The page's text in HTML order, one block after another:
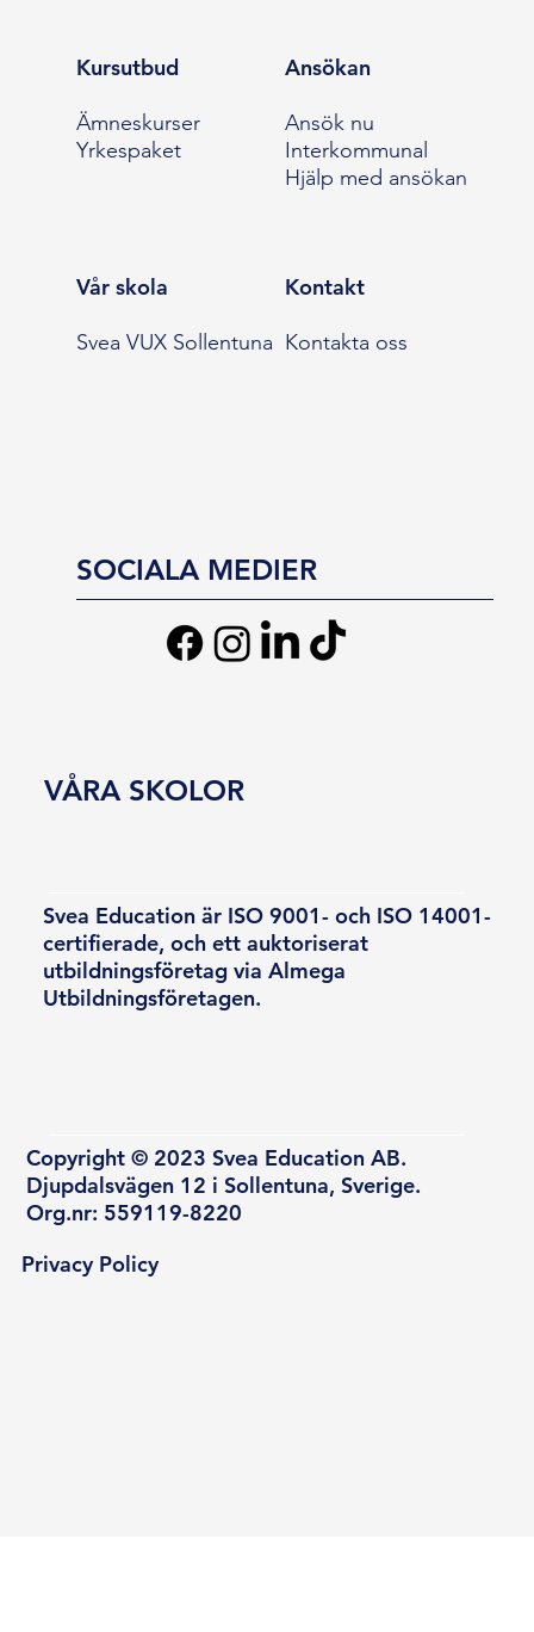
Kursutbud
Ämneskurser
Yrkespaket
Ansökan
Ansök nu
Interkommunal
Hjälp med ansökan
Vår skola
Svea VUX Sollentuna
Kontakt
Kontakta oss
SOCIALA MEDIER
Svea Education är ISO 9001- och ISO 14001-
certifierade, och ett auktoriserat
utbildningsföretag via Almega
Utbildningsföretagen.
Copyright © 2023 Svea Education AB.
Djupdalsvägen 12 i Sollentuna, Sverige.
Org.nr: 559119-8220
VÅRA SKOLOR
Privacy Policy